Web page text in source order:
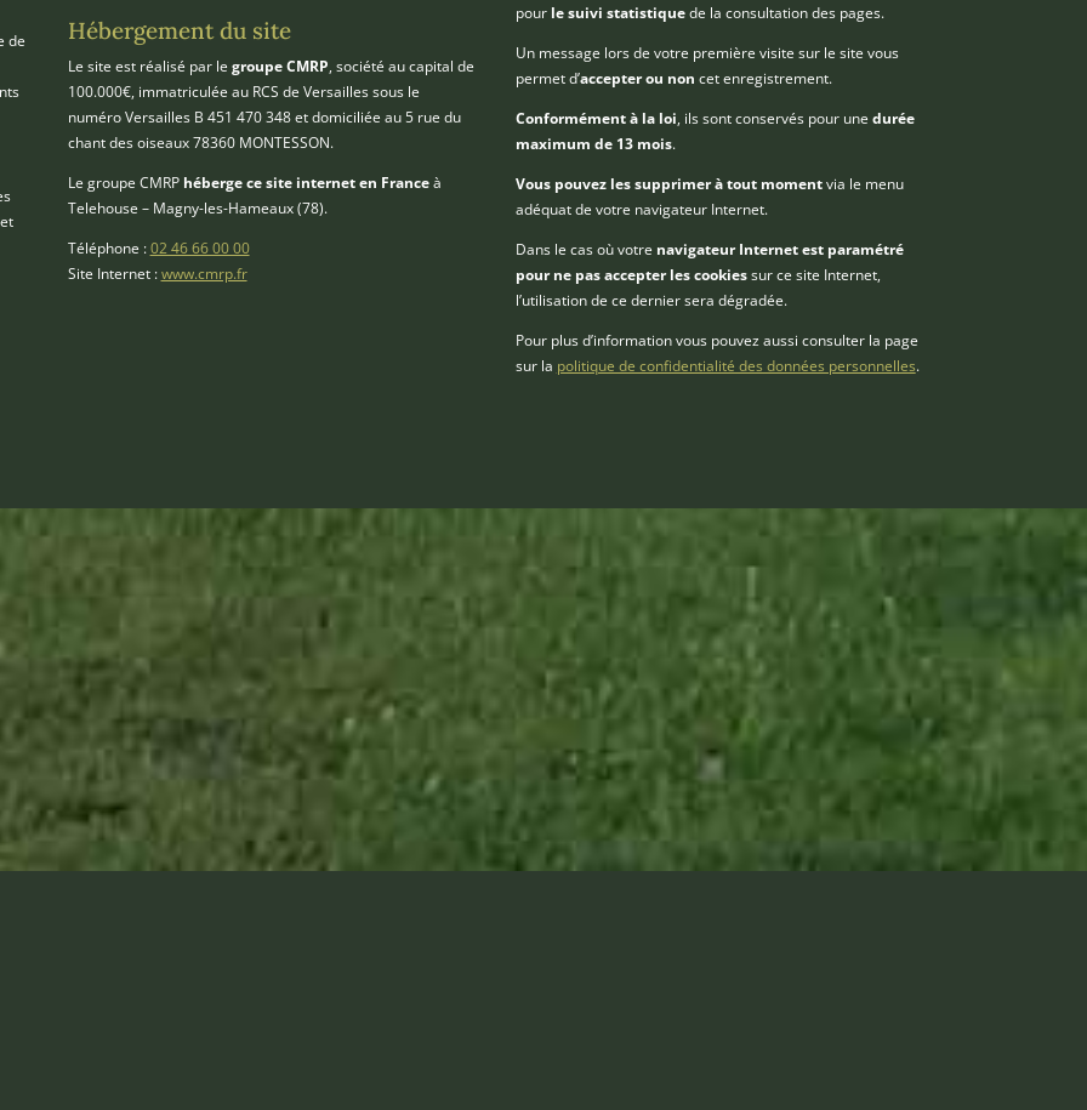
de Hébergement du site
Le site est réalisé par le groupe CMRP, société au capital de
100.000€, immatriculée au RCS de Versailles sous le
numéro Versailles B 451 470 348 et domiciliée au 5 rue du
chant des oiseaux 78360 MONTESSON.
Le groupe CMRP héberge ce site internet en Franceà
Telehouse – Magny-les-Hameaux (78).
Téléphone : 02 46 66 00 00
Site Internet : www.cmrp.fr
pour le suivi statistiquede la consultation des pages.
Un message lors de votre première visite sur le site vous
permet d’accepter ou non cet enregistrement.
Conformément à la loi, ils sont conservés pour une durée
maximum de 13 mois.
Vous pouvez les supprimer à tout momentvia le menu
adéquat de votre navigateur Internet.
Dans le cas où votre navigateur Internet est paramétré
pour ne pas accepter les cookiessur ce site Internet,
l’utilisation de ce dernier sera dégradée.
Pour plus d’information vous pouvez aussi consulter la page
sur la politique de confidentialité des données personnelles.